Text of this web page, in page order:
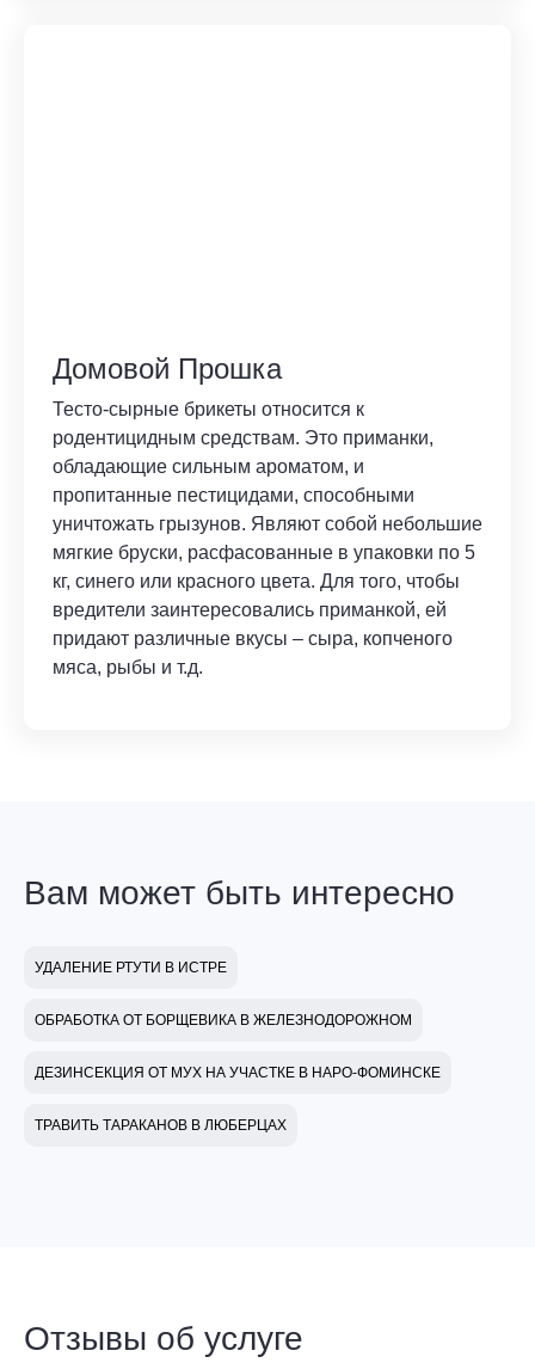
Домовой Прошка
Тесто-сырные брикеты относится к
родентицидным средствам. Это приманки,
обладающие сильным ароматом, и
пропитанные пестицидами, способными
уничтожать грызунов. Являют собой небольшие
мягкие бруски, расфасованные в упаковки по 5
кг, синего или красного цвета. Для того, чтобы
вредители заинтересовались приманкой, ей
придают различные вкусы – сыра, копченого
мяса, рыбы и т.д.
Вам может быть интересно
УДАЛЕНИЕ РТУТИ В ИСТРЕ
ОБРАБОТКА ОТ БОРЩЕВИКА В ЖЕЛЕЗНОДОРОЖНОМ
ДЕЗИНСЕКЦИЯ ОТ МУХ НА УЧАСТКЕ В НАРО-ФОМИНСКЕ
ТРАВИТЬ ТАРАКАНОВ В ЛЮБЕРЦАХ
Отзывы об услуге